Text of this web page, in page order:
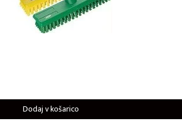
Dodaj v košarico